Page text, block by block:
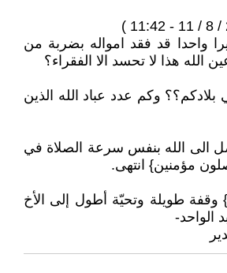
واحدا قد فقد امواله بضربة من
الله هذا لا تحسد الا الفقراء؟
وكم عدد عباد الله الذين
الى الله بنفس سرعة الصلاة في
مؤمنين} انتهى.
وقفة طويلة وتحيّة أطول إلى الأخ
الواحد-